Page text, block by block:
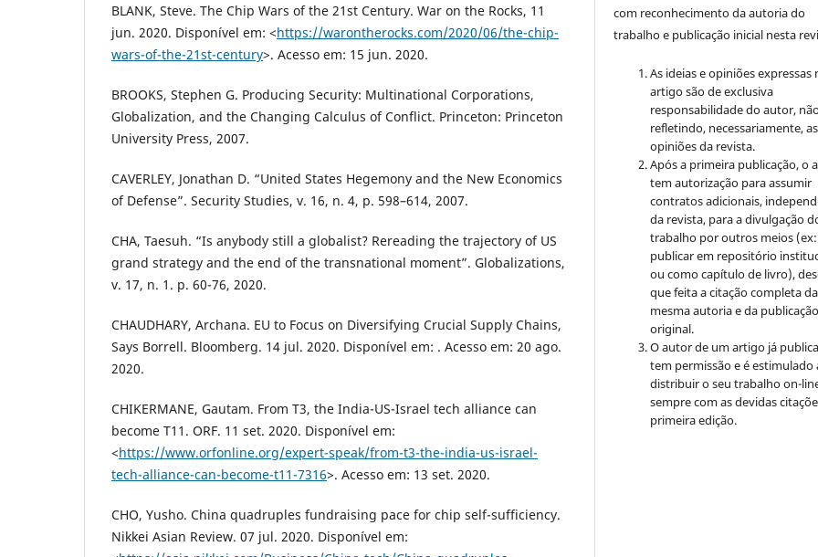
BLANK, Steve. The Chip Wars of the 21st Century. War on the Rocks, 11
jun. 2020. Disponível em: <https://warontherocks.com/2020/06/the-chip-
wars-of-the-21st-century>. Acesso em: 15 jun. 2020.
BROOKS, Stephen G. Producing Security: Multinational Corporations,
Globalization, and the Changing Calculus of Conflict. Princeton: Princeton
University Press, 2007.
CAVERLEY, Jonathan D. “United States Hegemony and the New Economics
of Defense”. Security Studies, v. 16, n. 4, p. 598–614, 2007.
CHA, Taesuh. “Is anybody still a globalist? Rereading the trajectory of US
grand strategy and the end of the transnational moment”. Globalizations,
v. 17, n. 1. p. 60-76, 2020.
CHAUDHARY, Archana. EU to Focus on Diversifying Crucial Supply Chains,
Says Borrell. Bloomberg. 14 jul. 2020. Disponível em: . Acesso em: 20 ago.
2020.
CHIKERMANE, Gautam. From T3, the India-US-Israel tech alliance can
become T11. ORF. 11 set. 2020. Disponível em:
<https://www.orfonline.org/expert-speak/from-t3-the-india-us-israel-
tech-alliance-can-become-t11-7316>. Acesso em: 13 set. 2020.
CHO, Yusho. China quadruples fundraising pace for chip self-sufficiency.
Nikkei Asian Review. 07 jul. 2020. Disponível em:
com reconhecimento da autoria do
trabalho e publicação inicial nesta
As ideias e opiniões expressas
artigo são de exclusiva
responsabilidade do autor,
refletindo, necessariamente, as
opiniões da revista.
Após a primeira publicação, o
tem autorização para assumir
contratos adicionais,
da revista, para a divulgação
trabalho por outros meios (ex:
publicar em repositório
ou como capítulo de livro),
que feita a citação completa da
mesma autoria e da publicação
original.
O autor de um artigo já
tem permissão e é estimulado
distribuir o seu trabalho on-
sempre com as devidas
primeira edição.